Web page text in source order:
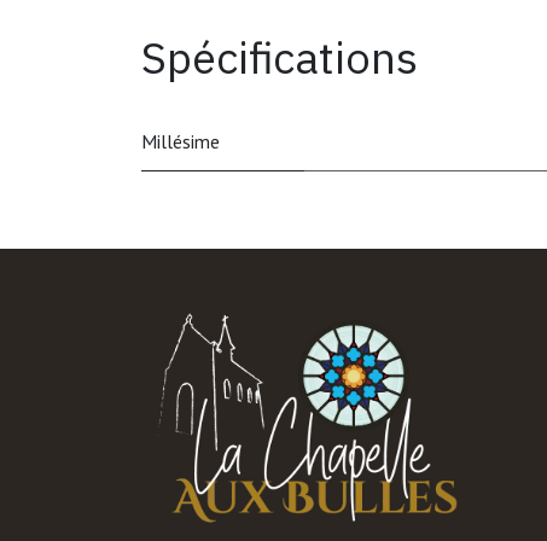
Spécifications
Millésime